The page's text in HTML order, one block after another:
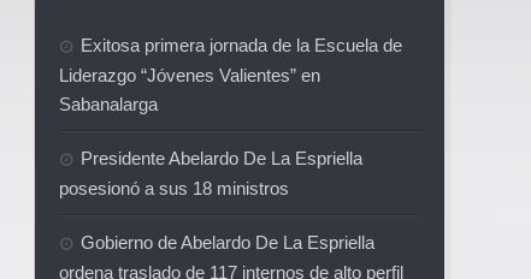
Exitosa primera jornada de la Escuela de
Liderazgo “Jóvenes Valientes” en
Sabanalarga
Presidente Abelardo De La Espriella
posesionó a sus 18 ministros
Gobierno de Abelardo De La Espriella
ordena traslado de 117 internos de alto perfil